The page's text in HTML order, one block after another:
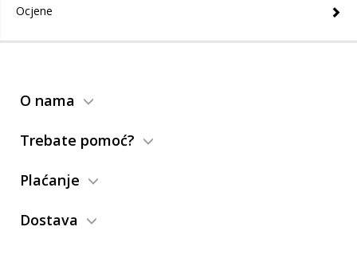
Ocjene
O nama
Trebate pomoć?
Plaćanje
Dostava